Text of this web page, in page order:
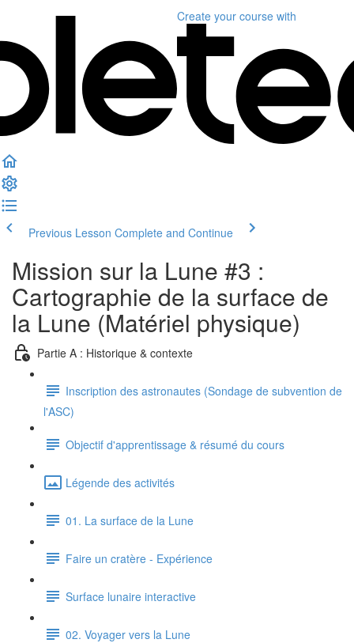
Create your course with
Previous Lesson Complete and Continue
Mission sur la Lune #3 :
Cartographie de la surface de
la Lune (Matériel physique)
Partie A : Historique & contexte
Inscription des astronautes (Sondage de subvention de
l'ASC)
Objectif d'apprentissage & résumé du cours
Légende des activités
01. La surface de la Lune
Faire un cratère - Expérience
Surface lunaire interactive
02. Voyager vers la Lune